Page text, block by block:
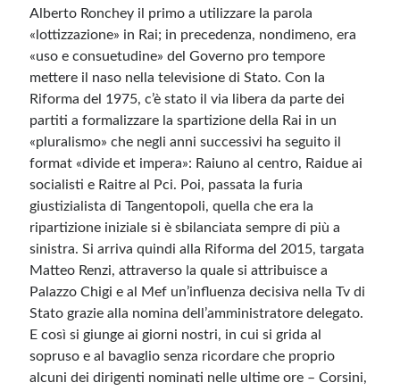
Meta
Feed dei contenuti
Feed dei commenti
Alberto Ronchey il primo a utilizzare la parola
«lottizzazione» in Rai; in precedenza, nondimeno, era
«uso e consuetudine» del Governo pro tempore
mettere il naso nella televisione di Stato. Con la
Riforma del 1975, c’è stato il via libera da parte dei
partiti a formalizzare la spartizione della Rai in un
«pluralismo» che negli anni successivi ha seguito il
format «divide et impera»: Raiuno al centro, Raidue ai
socialisti e Raitre al Pci. Poi, passata la furia
giustizialista di Tangentopoli, quella che era la
ripartizione iniziale si è sbilanciata sempre di più a
sinistra. Si arriva quindi alla Riforma del 2015, targata
Matteo Renzi, attraverso la quale si attribuisce a
Palazzo Chigi e al Mef un’influenza decisiva nella Tv di
Stato grazie alla nomina dell’amministratore delegato.
E così si giunge ai giorni nostri, in cui si grida al
sopruso e al bavaglio senza ricordare che proprio
alcuni dei dirigenti nominati nelle ultime ore – Corsini,